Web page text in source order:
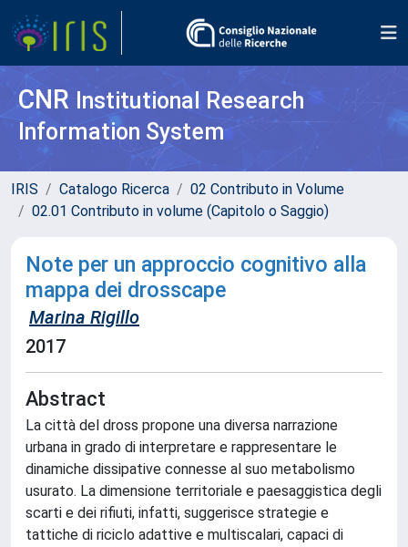
CNR Institutional Research
Information System
IRIS Catalogo Ricerca
02 Contributo in Volume
02.01 Contributo in volume (Capitolo o Saggio)
Note per un approccio cognitivo alla
mappa dei drosscape
Marina Rigillo
2017
Abstract
La città del dross propone una diversa narrazione
urbana in grado di interpretare e rappresentare le
dinamiche dissipative connesse al suo metabolismo
usurato. La dimensione territoriale e paesaggistica degli
scarti e dei rifiuti, infatti, suggerisce strategie e
tattiche di riciclo adattive e multiscalari, capaci di